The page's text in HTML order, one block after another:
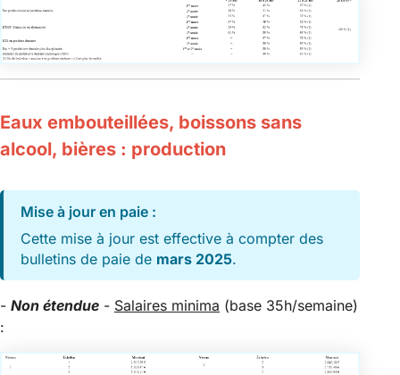
Eaux embouteillées, boissons sans
alcool, bières : production
Mise à jour en paie :
Cette mise à jour est effective à compter des
bulletins de paie de mars 2025.
- Non étendue - Salaires minima (base 35h/semaine)
: